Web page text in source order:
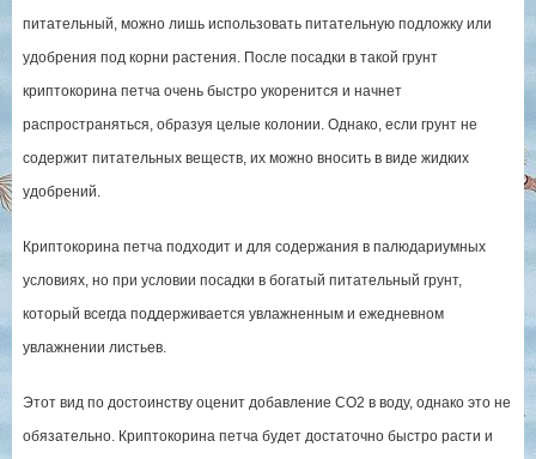
питательный, можно лишь использовать питательную подложку или
удобрения под корни растения. После посадки в такой грунт
криптокорина петча очень быстро укоренится и начнет
распространяться, образуя целые колонии. Однако, если грунт не
содержит питательных веществ, их можно вносить в виде жидких
удобрений.
Криптокорина петча подходит и для содержания в палюдариумных
условиях, но при условии посадки в богатый питательный грунт,
который всегда поддерживается увлажненным и ежедневном
увлажнении листьев.
Этот вид по достоинству оценит добавление СО2 в воду, однако это не
обязательно. Криптокорина петча будет достаточно быстро расти и